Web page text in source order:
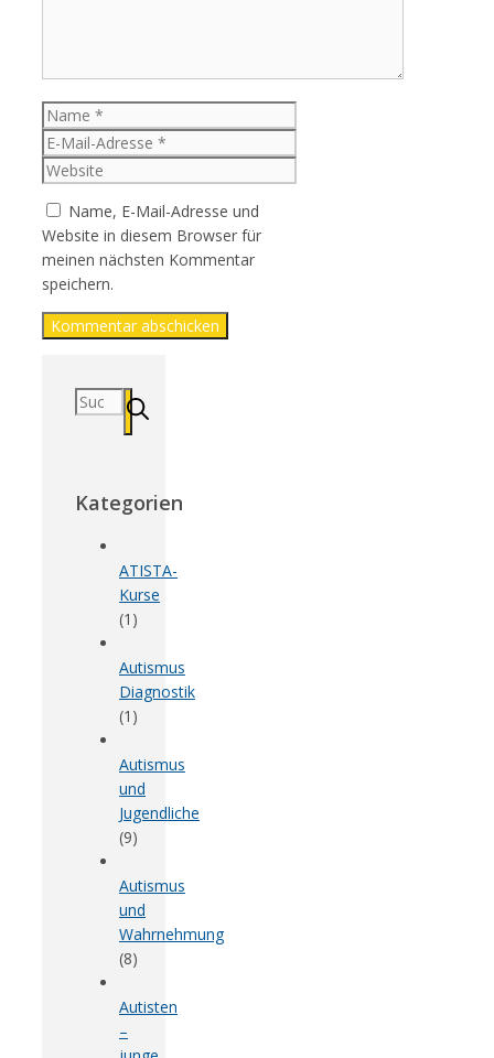
Name
E-
Mail-
Adresse
Website
Name, E-Mail-Adresse und
Website in diesem Browser für
meinen nächsten Kommentar
speichern.
Suchen
Kategorien
ATISTA-
Kurse
(1)
Autismus
Diagnostik
(1)
Autismus
und
Jugendliche
(9)
Autismus
und
Wahrnehmung
(8)
Autisten
–